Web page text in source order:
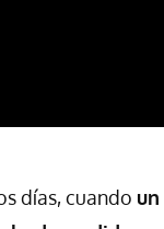
días, cuando